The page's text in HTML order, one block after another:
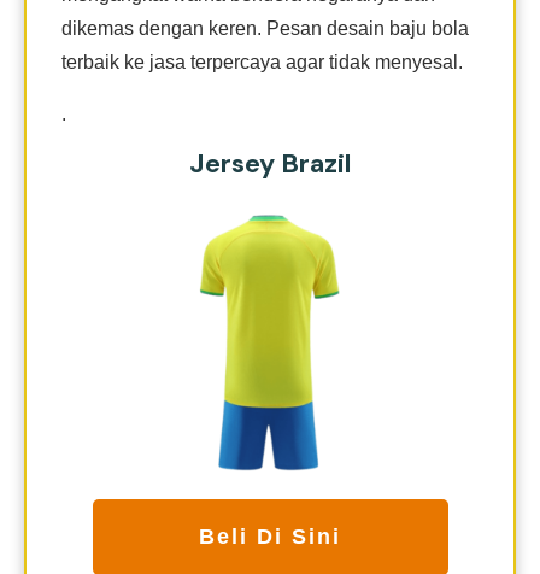
dikemas dengan keren. Pesan desain baju bola
terbaik ke jasa terpercaya agar tidak menyesal.
.
Jersey Brazil
Beli Di Sini